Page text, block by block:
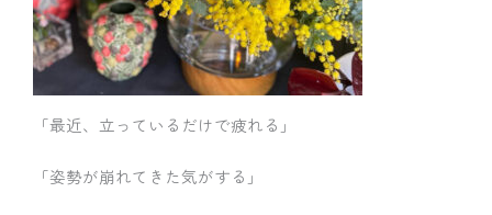
「最近、立っているだけで疲れる」
「姿勢が崩れてきた気がする」